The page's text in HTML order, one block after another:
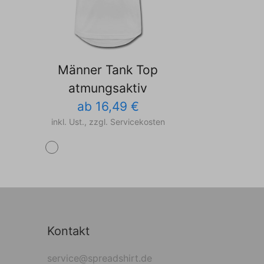
Männer Tank Top
atmungsaktiv
ab 16,49 €
inkl. Ust., zzgl. Servicekosten
Kontakt
service@spreadshirt.de